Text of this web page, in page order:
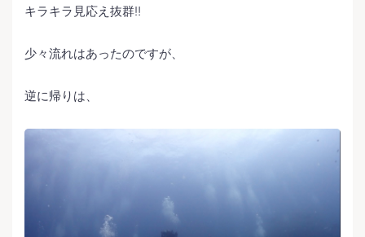
キラキラ見応え抜群‼️
少々流れはあったのですが、
逆に帰りは、